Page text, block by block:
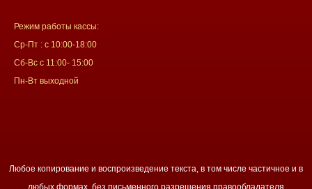
Режим работы кассы:
Ср-Пт : с 10:00-18:00
Сб-Вс с 11:00- 15:00
Пн-Вт выходной
Любое копирование и воспроизведение текста, в том числе частичное и в
любых формах, без письменного разрешения правообладателя